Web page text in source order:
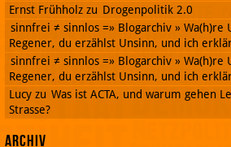
Ernst Frühholz zu Drogenpolitik 2.0
sinnfrei ≠ sinnlos =» Blogarchiv » Wa(h)re
Regener, du erzählst Unsinn, und ich
sinnfrei ≠ sinnlos =» Blogarchiv » Wa(h)re
Regener, du erzählst Unsinn, und ich
Lucy zu Was ist ACTA, und warum gehen
Strasse?
Archiv